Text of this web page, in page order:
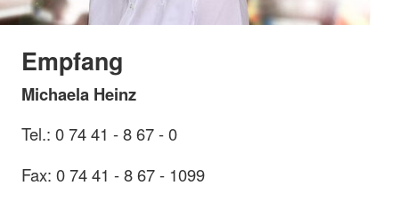
Empfang
Michaela Heinz
Tel.: 0 74 41 - 8 67 - 0
Fax: 0 74 41 - 8 67 - 1099